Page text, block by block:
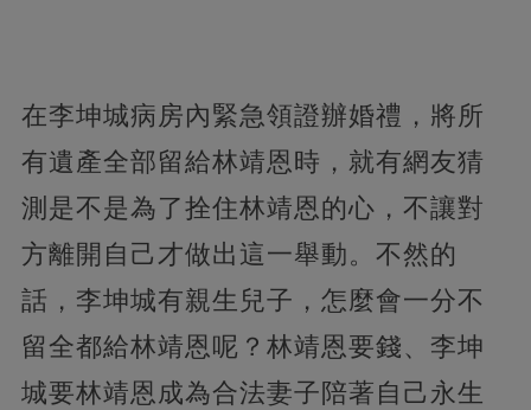
在李坤城病房內緊急領證辦婚禮，將所
有遺產全部留給林靖恩時，就有網友猜
測是不是為了拴住林靖恩的心，不讓對
方離開自己才做出這一舉動。不然的
話，李坤城有親生兒子，怎麼會一分不
留全都給林靖恩呢？林靖恩要錢、李坤
城要林靖恩成為合法妻子陪著自己永生